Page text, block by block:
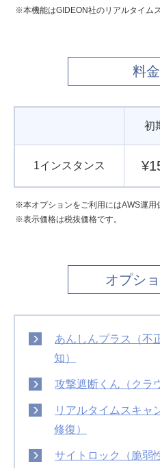
本機能はGIDEON社のリアルタイム
料
初
1インスタンス
本オプションをご利用にはAWS運用
表示価格は税抜価格です。
オプシ
あんしんプラス（不
知）
攻撃遮断くん（クラ
リアルタイムスキャ
修復）
サイトロック（脆弱